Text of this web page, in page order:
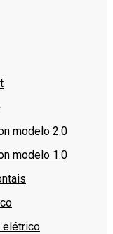
modelo 2.0
modelo 1.0
elétrico